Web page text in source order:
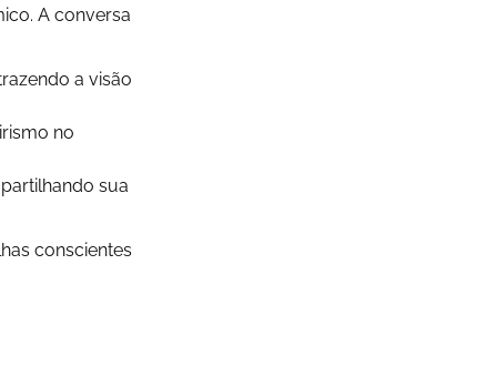
A conversa
a visão
no
sua
conscientes